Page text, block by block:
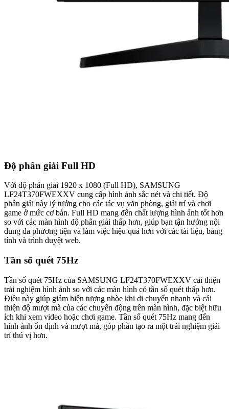
Độ phân giải Full HD
Với độ phân giải 1920 x 1080 (Full HD), SAMSUNG
LF24T370FWEXXV cung cấp hình ảnh sắc nét và chi tiết. Độ
phân giải này lý tưởng cho các tác vụ văn phòng, giải trí và chơi
game ở mức cơ bản. Full HD mang đến chất lượng hình ảnh tốt hơn
so với các màn hình độ phân giải thấp hơn, giúp bạn tận hưởng nội
dung đa phương tiện và làm việc hiệu quả hơn với các tài liệu, bảng
tính và trình duyệt web.
Tần số quét 75Hz
Tần số quét 75Hz của SAMSUNG LF24T370FWEXXV cải thiện
trải nghiệm hình ảnh so với các màn hình có tần số quét thấp hơn.
Điều này giúp giảm hiện tượng nhòe khi di chuyển nhanh và cải
thiện độ mượt mà của các chuyển động trên màn hình, đặc biệt hữu
ích khi xem video hoặc chơi game. Tần số quét 75Hz mang đến
hình ảnh ổn định và mượt mà, góp phần tạo ra một trải nghiệm giải
trí thú vị hơn.